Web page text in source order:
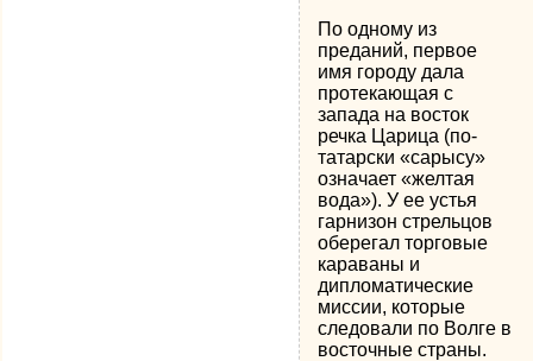
По одному из
преданий, первое
имя городу дала
протекающая с
запада на восток
речка Царица (по-
татарски «сарысу»
означает «желтая
вода»). У ее устья
гарнизон стрельцов
оберегал торговые
караваны и
дипломатические
миссии, которые
следовали по Волге в
восточные страны.